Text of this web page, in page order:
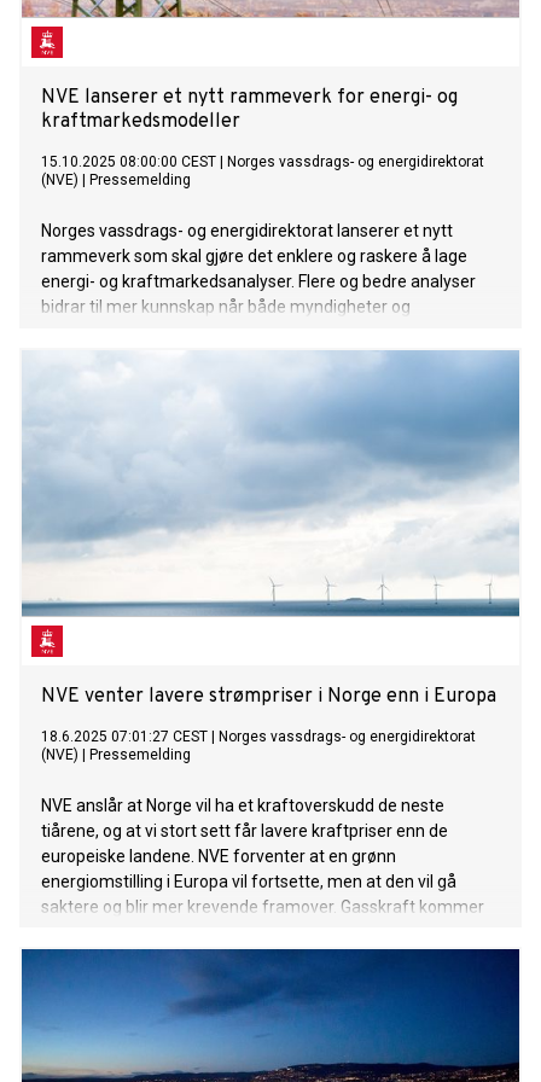
NVE lanserer et nytt rammeverk for energi- og
kraftmarkedsmodeller
15.10.2025 08:00:00 CEST
Norges vassdrags- og energidirektorat
(NVE)
Pressemelding
Norges vassdrags- og energidirektorat lanserer et nytt
rammeverk som skal gjøre det enklere og raskere å lage
energi- og kraftmarkedsanalyser. Flere og bedre analyser
bidrar til mer kunnskap når både myndigheter og
NVE venter lavere strømpriser i Norge enn i Europa
18.6.2025 07:01:27 CEST
Norges vassdrags- og energidirektorat
(NVE)
Pressemelding
NVE anslår at Norge vil ha et kraftoverskudd de neste
tiårene, og at vi stort sett får lavere kraftpriser enn de
europeiske landene. NVE forventer at en grønn
energiomstilling i Europa vil fortsette, men at den vil gå
saktere og blir mer krevende framover. Gasskraft kommer